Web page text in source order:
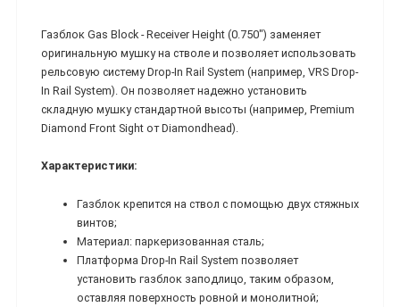
Газблок Gas Block - Receiver Height (0.750") заменяет
оригинальную мушку на стволе и позволяет использовать
рельсовую систему Drop-In Rail System (например, VRS Drop-
In Rail System). Он позволяет надежно установить
складную мушку стандартной высоты (например, Premium
Diamond Front Sight от Diamondhead).
Характеристики:
Газблок крепится на ствол с помощью двух стяжных
винтов;
Материал: паркеризованная сталь;
Платформа Drop-In Rail System позволяет
установить газблок заподлицо, таким образом,
оставляя поверхность ровной и монолитной;